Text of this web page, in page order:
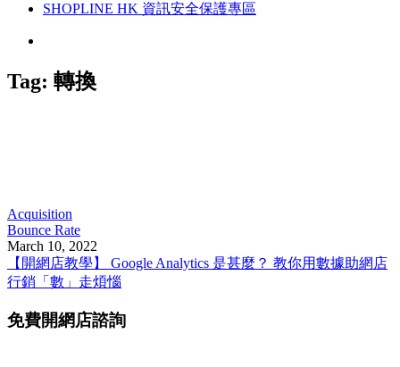
SHOPLINE HK 資訊安全保護專區
Tag: 轉換
Acquisition
Bounce Rate
March 10, 2022
【開網店教學】 Google Analytics 是甚麼？ 教你用數據助網店
行銷「數」走煩惱
免費開網店諮詢